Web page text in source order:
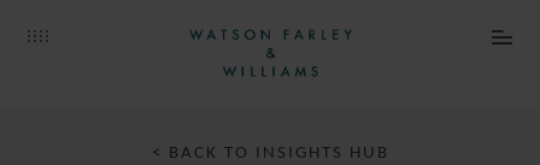
< BACK TO INSIGHTS HUB